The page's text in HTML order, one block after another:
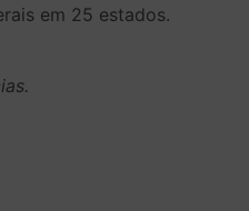
em 25 estados.